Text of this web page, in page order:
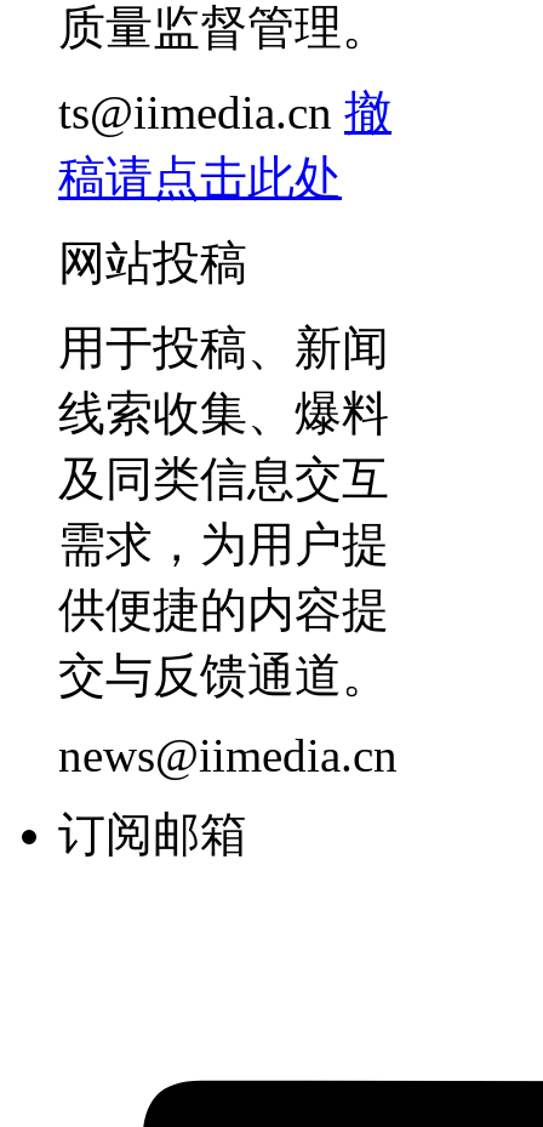
质量监督管理。
ts@iimedia.cn 撤
稿请点击此处
网站投稿
用于投稿、新闻
线索收集、爆料
及同类信息交互
需求，为用户提
供便捷的内容提
交与反馈通道。
news@iimedia.cn
订阅邮箱